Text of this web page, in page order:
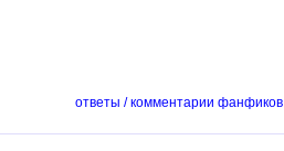
ответы / комментарии фанфиков